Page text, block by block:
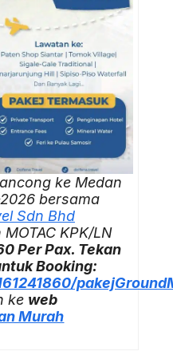
ke Medan
bersama
Sdn Bhd
KPK/LN
Per Pax. Tekan
Booking:
ke web
Murah